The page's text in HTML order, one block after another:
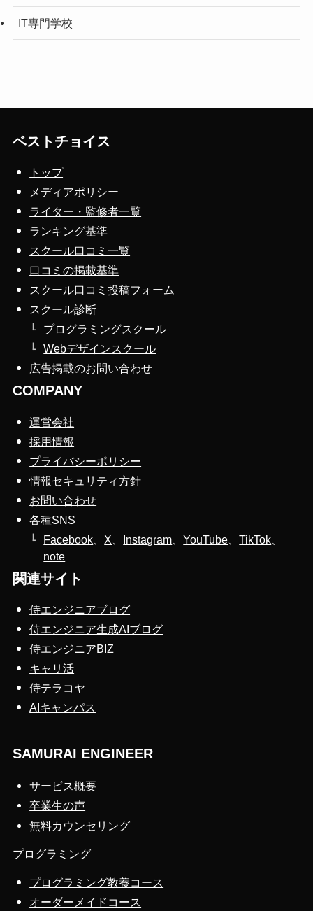
IT専門学校
ベストチョイス
トップ
メディアポリシー
ライター・監修者一覧
ランキング基準
スクール口コミ一覧
口コミの掲載基準
スクール口コミ投稿フォーム
スクール診断
プログラミングスクール
Webデザインスクール
広告掲載のお問い合わせ
COMPANY
運営会社
採用情報
プライバシーポリシー
情報セキュリティ方針
お問い合わせ
各種SNS
Facebook
X Instagram 、YouTube 、TikTok
note
関連サイト
侍エンジニアブログ
侍エンジニア生成AIブログ
侍エンジニアBIZ
キャリ活
侍テラコヤ
AIキャンパス
SAMURAI ENGINEER
サービス概要
卒業生の声
無料カウンセリング
プログラミング
プログラミング教養コース
オーダーメイドコース